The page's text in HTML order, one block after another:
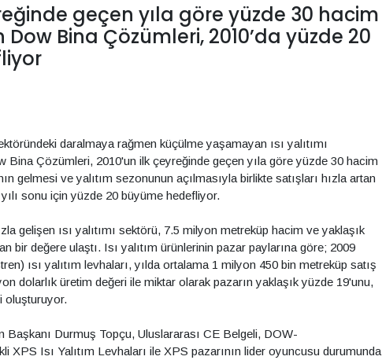
geçen yıla göre yüzde 30 hacim
Dow Bina Çözümleri, 2010’da yüzde 20
daralmaya rağmen küçülme yaşamayan ısı yalıtımı
Bina Çözümleri, 2010'un ilk çeyreğinde geçen yıla göre yüzde 30 hacim
gelmesi ve yalıtım sezonunun açılmasıyla birlikte satışları hızla artan
sonu için yüzde 20 büyüme hedefliyor.
gelişen ısı yalıtımı sektörü, 7.5 milyon metreküp hacim ve yaklaşık
bir değere ulaştı. Isı yalıtım ürünlerinin pazar paylarına göre; 2009
ısı yalıtım levhaları, yılda ortalama 1 milyon 450 bin metreküp satış
dolarlık üretim değeri ile miktar olarak pazarın yaklaşık yüzde 19'unu,
oluşturuyor.
Durmuş Topçu, Uluslararası CE Belgeli, DOW-
Isı Yalıtım Levhaları ile XPS pazarının lider oyuncusu durumunda